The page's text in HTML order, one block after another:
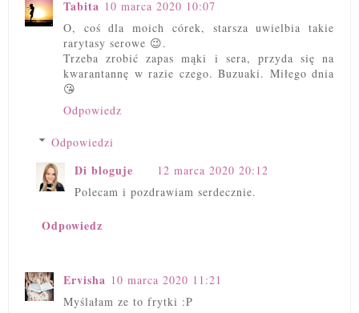
Tabita 10 marca 2020 10:07
O, coś dla moich córek, starsza uwielbia takie
rarytasy serowe 😉.
Trzeba zrobić zapas mąki i sera, przyda się na
kwarantannę w razie czego. Buzuaki. Miłego dnia
😘
Odpowiedz
Odpowiedzi
Di bloguje
12 marca 2020 20:12
Polecam i pozdrawiam serdecznie.
Odpowiedz
Ervisha 10 marca 2020 11:21
Myślałam ze to frytki :P